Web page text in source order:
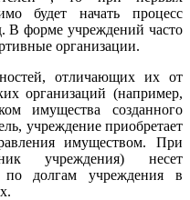
будет начать процесс
В форме учреждений часто
организации.
отличающих их от
организаций (например,
имущества созданного
учреждение приобретает
имуществом. При
учреждения) несет
по долгам учреждения в